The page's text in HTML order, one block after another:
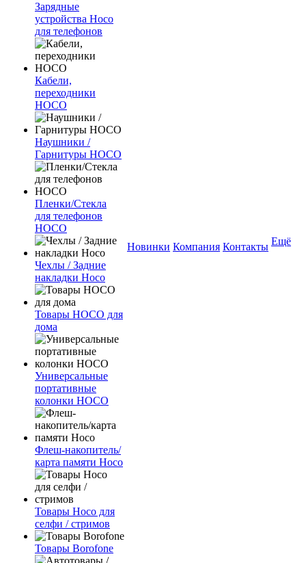
Зарядные
устройства Hoco
для телефонов
Кабели,
переходники
HOCO
Наушники /
Гарнитуры HOCO
Пленки/Стекла
для телефонов
HOCO
Чехлы / Задние
накладки Hoco
Товары HOCO для
дома
Универсальные
портативные
колонки HOCO
Флеш-накопитель/
карта памяти Hoco
Товары Hoco для
селфи / стримов
Товары Borofone
Новинки Компания Контакты Ещё